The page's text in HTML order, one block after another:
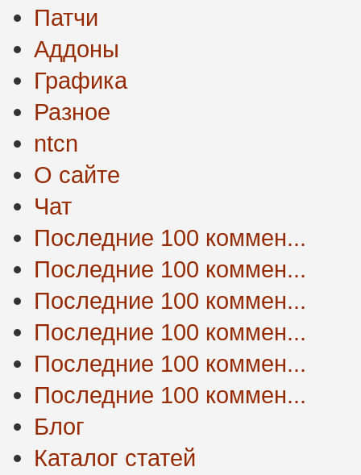
Патчи
Аддоны
Графика
Разное
ntcn
О сайте
Чат
Последние 100 коммен...
Последние 100 коммен...
Последние 100 коммен...
Последние 100 коммен...
Последние 100 коммен...
Последние 100 коммен...
Блог
Каталог статей